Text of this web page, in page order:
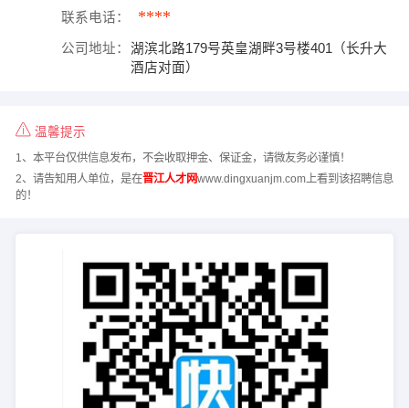
联系电话： ****
公司地址：
湖滨北路179号英皇湖畔3号楼401（长升大
酒店对面）
温馨提示
1、本平台仅供信息发布，不会收取押金、保证金，请微友务必谨慎！
2、请告知用人单位，是在晋江人才网www.dingxuanjm.com上看到该招聘信息
的！